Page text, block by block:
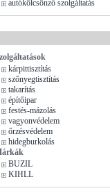
autókölcsönző szolgáltatás
kárpittisztítás
szőnyegtisztítás
takarítás
építőipar
festés-mázolás
vagyonvédelem
őrzésvédelem
hidegburkolás
BUZIL
KIHLL